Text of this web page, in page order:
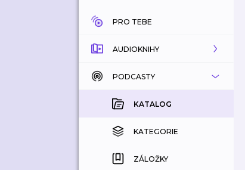
PRO TEBE
AUDIOKNIHY
KATALOG
KOUPENÉ
KATEGORIE
ZÁLOŽKY
PODCASTY
KATALOG
KATEGORIE
ZÁLOŽKY